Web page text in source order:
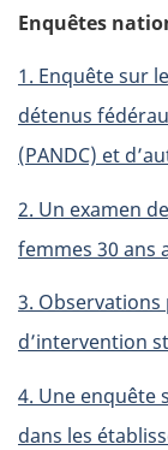
Enquêtes
1. Enquête sur
détenus
(PANDC) et
2. Un examen
femmes 30 ans
3.
d’intervention
4. Une enquête
dans les